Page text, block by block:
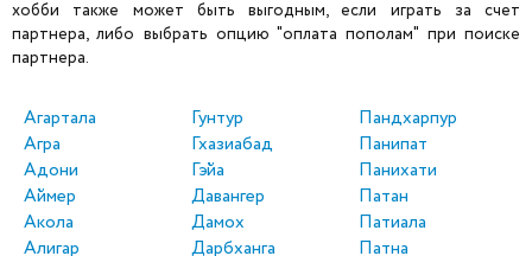
хобби также может быть выгодным, если играть за счет
партнера, либо выбрать опцию "оплата пополам" при поиске
партнера.
Агартала
Агра
Адони
Аймер
Акола
Алигар
Гунтур
Гхазиабад
Гэйа
Давангер
Дамох
Дарбханга
Пандхарпур
Панипат
Панихати
Патан
Патиала
Патна